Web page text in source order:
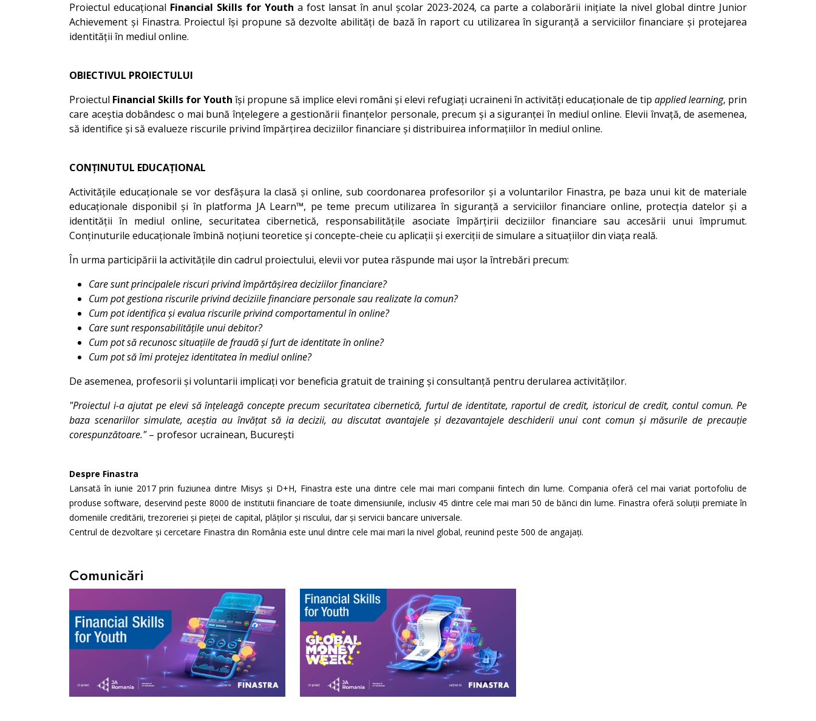
Proiectul educațional Financial Skills for Youth a fost lansat în anul școlar 2023-2024, ca parte a colaborării inițiate la nivel global dintre Junior
Achievement și Finastra. Proiectul își propune să dezvolte abilități de bază în raport cu utilizarea în siguranță a serviciilor financiare și protejarea
identității în mediul online.
OBIECTIVUL PROIECTULUI
Proiectul Financial Skills for Youth își propune să implice elevi români și elevi refugiați ucraineni în activități educaționale de tip applied learning, prin
care aceștia dobândesc o mai bună înțelegere a gestionării finanțelor personale, precum și a siguranței în mediul online. Elevii învață, de asemenea,
să identifice și să evalueze riscurile privind împărțirea deciziilor financiare și distribuirea informațiilor în mediul online.
CONȚINUTUL EDUCAȚIONAL
Activitățile educaționale se vor desfășura la clasă și online, sub coordonarea profesorilor și a voluntarilor Finastra, pe baza unui kit de materiale
educaționale disponibil și în platforma JA Learn™, pe teme precum utilizarea în siguranță a serviciilor financiare online, protecția datelor și a
identității în mediul online, securitatea cibernetică, responsabilitățile asociate împărțirii deciziilor financiare sau accesării unui împrumut.
Conținuturile educaționale îmbină noțiuni teoretice și concepte-cheie cu aplicații și exerciții de simulare a situațiilor din viața reală.
În urma participării la activitățile din cadrul proiectului, elevii vor putea răspunde mai ușor la întrebări precum:
Care sunt principalele riscuri privind împărtășirea deciziilor financiare?
Cum pot gestiona riscurile privind deciziile financiare personale sau realizate la comun?
Cum pot identifica și evalua riscurile privind comportamentul în online?
Care sunt responsabilitățile unui debitor?
Cum pot să recunosc situațiile de fraudă și furt de identitate în online?
Cum pot să îmi protejez identitatea în mediul online?
De asemenea, profesorii și voluntarii implicați vor beneficia gratuit de training și consultanță pentru derularea activităților.
"Proiectul i-a ajutat pe elevi să înțeleagă concepte precum securitatea cibernetică, furtul de identitate, raportul de credit, istoricul de credit, contul comun. Pe
baza scenariilor simulate, aceștia au învățat să ia decizii, au discutat avantajele și dezavantajele deschiderii unui cont comun și măsurile de precauție
corespunzătoare."– profesor ucrainean, București
Despre Finastra
Lansată în iunie 2017 prin fuziunea dintre Misys și D+H, Finastra este una dintre cele mai mari companii fintech din lume. Compania oferă cel mai variat portofoliu de
produse software, deservind peste 8000 de institutii financiare de toate dimensiunile, inclusiv 45 dintre cele mai mari 50 de bănci din lume. Finastra oferă soluții premiate în
domeniile creditării, trezoreriei și pieței de capital, plăților și riscului, dar și servicii bancare universale.
Centrul de dezvoltare și cercetare Finastra din România este unul dintre cele mai mari la nivel global, reunind peste 500 de angajați.
Comunicări